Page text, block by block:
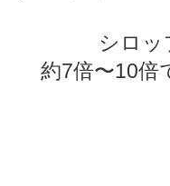
シロッ
約7倍〜10倍